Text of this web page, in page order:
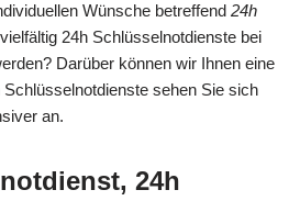
Wünsche betreffend 24h
24h Schlüsselnotdienste bei
Darüber können wir Ihnen eine
sehen Sie sich
an.
24h